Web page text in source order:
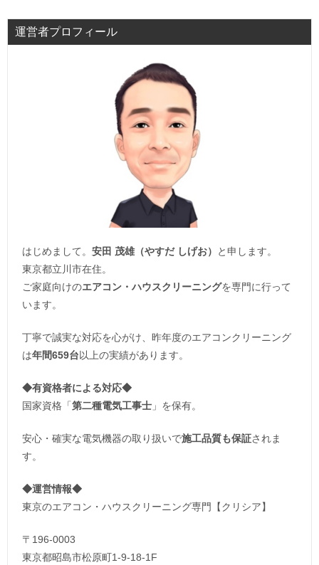
運営者プロフィール
はじめまして。 安田 茂雄（やすだ しげお）
と申します。
東京都立川市在住。
ご家庭向けのエアコン・ハウスクリーニングを専門に行って
います。
丁寧で誠実な対応を心がけ、昨年度のエアコンクリーニング
は年間659台以上の実績があります。
◆有資格者による対応◆
国家資格「第二種電気工事士 」を保有。
安心・確実な電気機器の取り扱いで施工品質も保証されま
す。
◆運営情報◆
東京のエアコン・ハウスクリーニング専門【クリシア】
〒196-0003
東京都昭島市松原町1-9‐18‐1F